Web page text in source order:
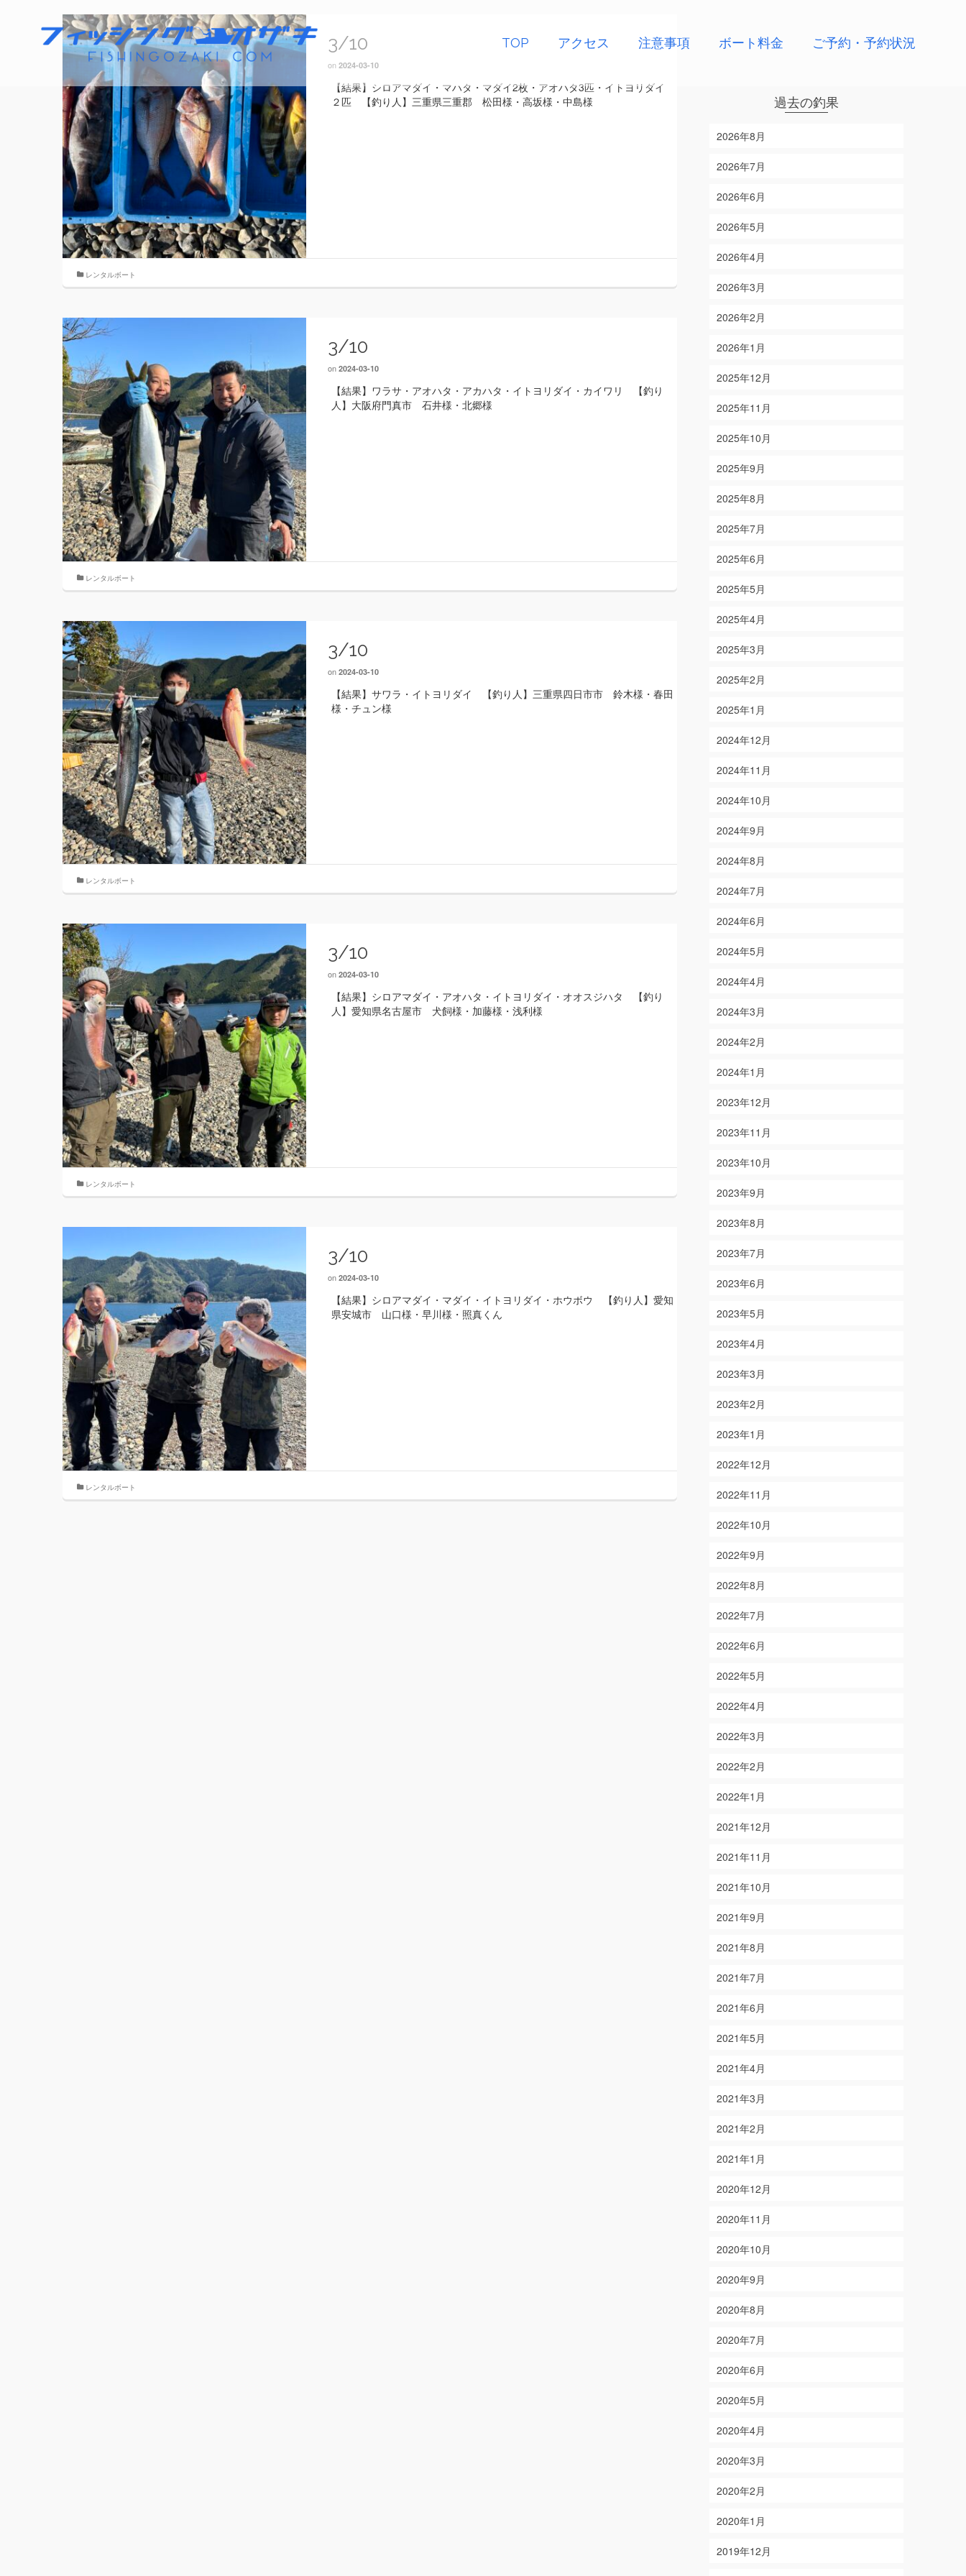
TOP アクセス 注意事項 ボート料金 ご予約・予約状況
3/10
on 2024-03-10
【結果】シロアマダイ・マハタ・マダイ2枚・アオハタ3匹・イトヨリダイ
２匹 【釣り人】三重県三重郡 松田様・高坂様・中島様
レンタルボート
3/10
on 2024-03-10
【結果】ワラサ・アオハタ・アカハタ・イトヨリダイ・カイワリ 【釣り
人】大阪府門真市 石井様・北郷様
レンタルボート
3/10
on 2024-03-10
【結果】サワラ・イトヨリダイ 【釣り人】三重県四日市市 鈴木様・春田
様・チュン様
レンタルボート
3/10
on 2024-03-10
【結果】シロアマダイ・アオハタ・イトヨリダイ・オオスジハタ 【釣り
人】愛知県名古屋市 犬飼様・加藤様・浅利様
レンタルボート
3/10
on 2024-03-10
【結果】シロアマダイ・マダイ・イトヨリダイ・ホウボウ 【釣り人】愛知
県安城市 山口様・早川様・照真くん
レンタルボート
過去の釣果
2026年8月
2026年7月
2026年6月
2026年5月
2026年4月
2026年3月
2026年2月
2026年1月
2025年12月
2025年11月
2025年10月
2025年9月
2025年8月
2025年7月
2025年6月
2025年5月
2025年4月
2025年3月
2025年2月
2025年1月
2024年12月
2024年11月
2024年10月
2024年9月
2024年8月
2024年7月
2024年6月
2024年5月
2024年4月
2024年3月
2024年2月
2024年1月
2023年12月
2023年11月
2023年10月
2023年9月
2023年8月
2023年7月
2023年6月
2023年5月
2023年4月
2023年3月
2023年2月
2023年1月
2022年12月
2022年11月
2022年10月
2022年9月
2022年8月
2022年7月
2022年6月
2022年5月
2022年4月
2022年3月
2022年2月
2022年1月
2021年12月
2021年11月
2021年10月
2021年9月
2021年8月
2021年7月
2021年6月
2021年5月
2021年4月
2021年3月
2021年2月
2021年1月
2020年12月
2020年11月
2020年10月
2020年9月
2020年8月
2020年7月
2020年6月
2020年5月
2020年4月
2020年3月
2020年2月
2020年1月
2019年12月